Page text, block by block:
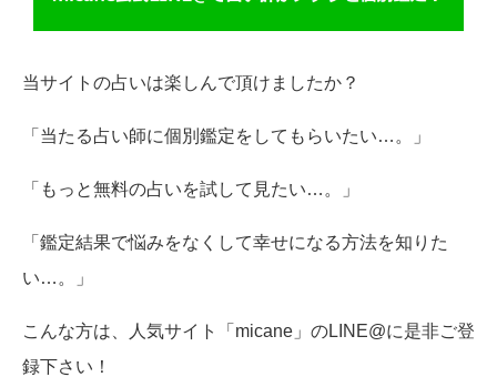
当サイトの占いは楽しんで頂けましたか？
「当たる占い師に個別鑑定をしてもらいたい…。」
「もっと無料の占いを試して見たい…。」
「鑑定結果で悩みをなくして幸せになる方法を知りた
い…。」
こんな方は、人気サイト「micane」のLINE@に是非ご登
録下さい！